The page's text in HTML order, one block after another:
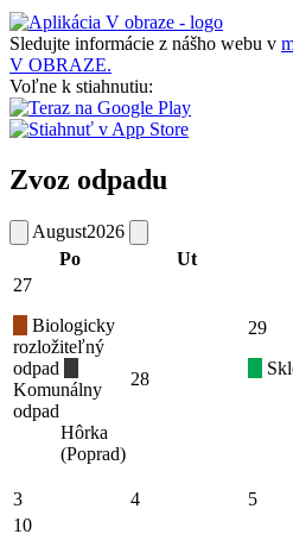
Sledujte informácie z nášho webu v
V OBRAZE.
Voľne k stiahnutiu:
Zvoz odpadu
August2026
Po
Ut
27
Biologicky
rozložiteľný
odpad
Komunálny
odpad
Hôrka
(Poprad)
28
29
3 4 5
10